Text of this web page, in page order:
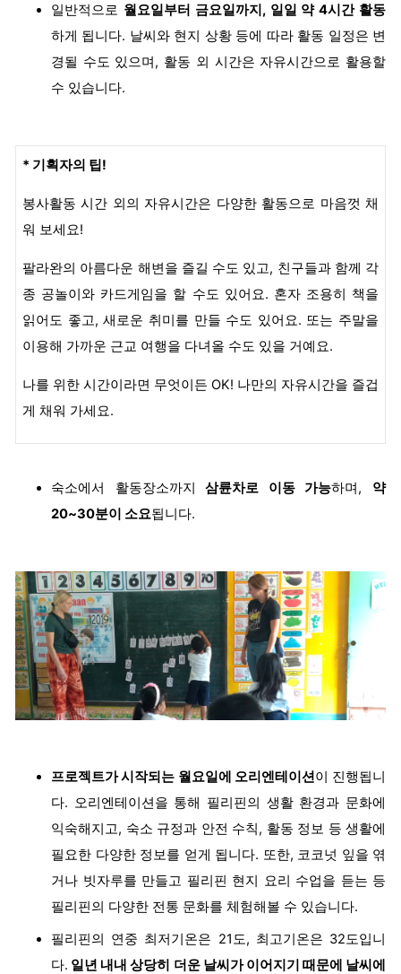
일반적으로 월요일부터 금요일까지, 일일 약 4시간 활동
하게 됩니다. 날씨와 현지 상황 등에 따라 활동 일정은 변
경될 수도 있으며, 활동 외 시간은 자유시간으로 활용할
수 있습니다.
* 기획자의 팁!
봉사활동 시간 외의 자유시간은 다양한 활동으로 마음껏 채
워 보세요!
팔라완의 아름다운 해변을 즐길 수도 있고, 친구들과 함께 각
종 공놀이와 카드게임을 할 수도 있어요. 혼자 조용히 책을
읽어도 좋고, 새로운 취미를 만들 수도 있어요. 또는 주말을
이용해 가까운 근교 여행을 다녀올 수도 있을 거예요.
나를 위한 시간이라면 무엇이든 OK! 나만의 자유시간을 즐겁
게 채워 가세요.
숙소에서 활동장소까지 삼륜차로 이동 가능하며, 약
20~30분이 소요됩니다.
프로젝트가 시작되는 월요일에 오리엔테이션이 진행됩니
다. 오리엔테이션을 통해 필리핀의 생활 환경과 문화에
익숙해지고, 숙소 규정과 안전 수칙, 활동 정보 등 생활에
필요한 다양한 정보를 얻게 됩니다. 또한, 코코넛 잎을 엮
거나 빗자루를 만들고 필리핀 현지 요리 수업을 듣는 등
필리핀의 다양한 전통 문화를 체험해볼 수 있습니다.
필리핀의 연중 최저기온은 21도, 최고기온은 32도입니
다. 일년 내내 상당히 더운 날씨가 이어지기 때문에 날씨에